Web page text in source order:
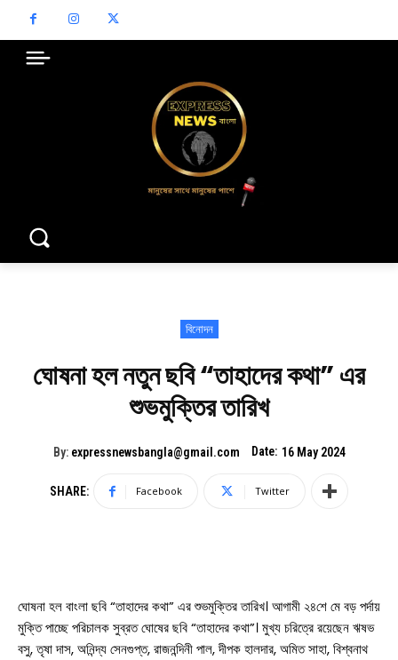
বিনোদন
ঘোষনা হল নতুন ছবি “তাহাদের কথা” এর
শুভমুক্তির তারিখ
By: expressnewsbangla@gmail.com Date: 16 May 2024
SHARE: Facebook Twitter
ঘোষনা হল বাংলা ছবি “তাহাদের কথা” এর শুভমুক্তির তারিখ। আগামী ২৪শে মে বড় পর্দায়
মুক্তি পাচ্ছে পরিচালক সুব্রত ঘোষের ছবি “তাহাদের কথা”। মুখ্য চরিত্রে রয়েছেন ঋষভ
বসু, তৃষা দাস, অনিন্দ্য সেনগুপ্ত, রাজনন্দিনী পাল, দীপক হালদার, অমিত সাহা, বিশ্বনাথ